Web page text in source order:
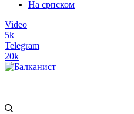
На српском
Video
5k
Telegram
20k